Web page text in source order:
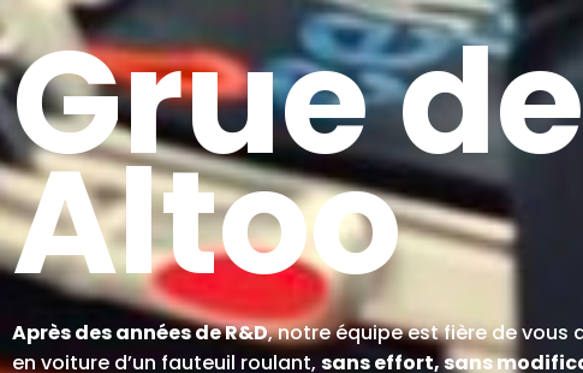
Grue
Altoo
Après des années de R&D, notre équipe est fière de vous
en voiture d’un fauteuil roulant, sans effort, sans